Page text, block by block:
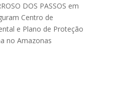
DOS PASSOS em
Centro de
e Plano de Proteção
no Amazonas